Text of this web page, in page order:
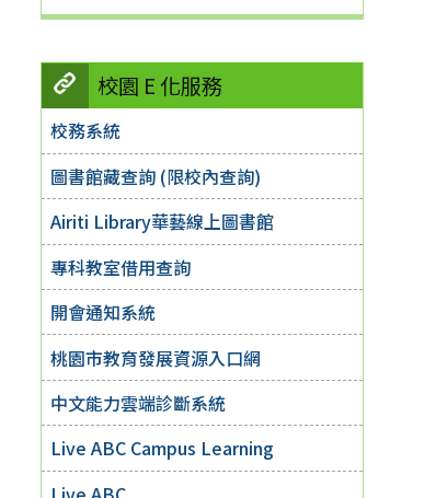
校園 E 化服務
校務系統
圖書館藏查詢 (限校內查詢)
Airiti Library華藝線上圖書館
專科教室借用查詢
開會通知系統
桃園市教育發展資源入口網
中文能力雲端診斷系統
Live ABC Campus Learning